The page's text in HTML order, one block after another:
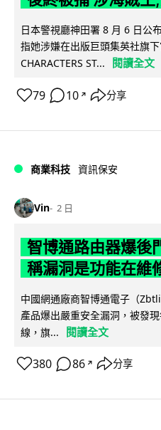
日本警視廳神田署 8 月 6 日公
指她涉嫌在出版巨頭集英社旗
CHARACTERS ST...
閱讀全文
79 10 ↗ 分享
商業科技 資訊保安
Vin 2 日
智博通路由器爆後
稱漏洞是功能在維
中國網通廠商智博通電子（
產品爆出嚴重安全漏洞，被發
線，旗...
閱讀全文
380 86 ↗ 分享